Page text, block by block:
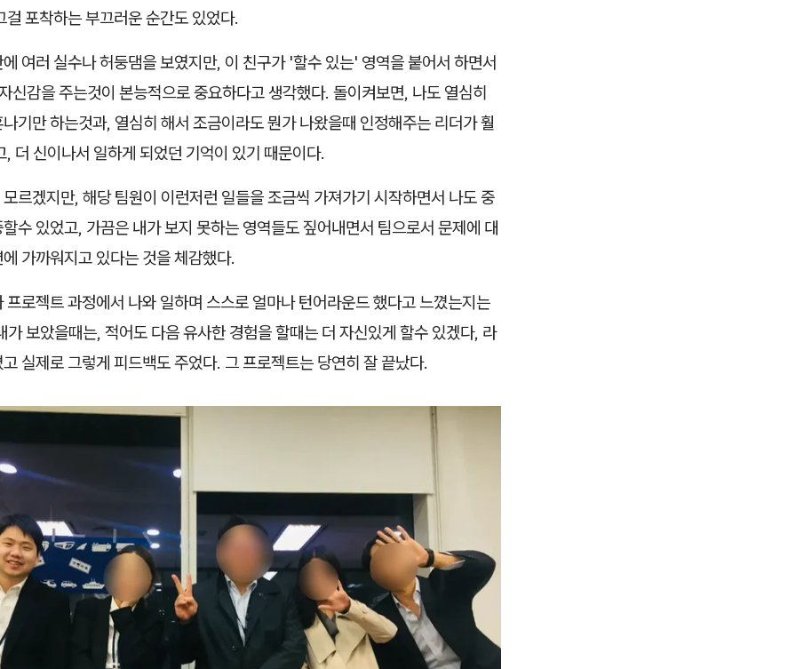
걸 포착하는 부끄러운 순간도 있었다.
여러 실수나 허둥댐을 보였지만, 이 친구가 '할수 있는' 영역을 붙어서 하면서
신감을 주는것이 본능적으로 중요하다고 생각했다. 돌이켜보면, 나도 열심히
기만 하는것과, 열심히 해서 조금이라도 뭔가 나왔을때 인정해주는 리더가 훨
, 더 신이나서 일하게 되었던 기억이 있기 때문이다.
르겠지만, 해당 팀원이 이런저런 일들을 조금씩 가져가기 시작하면서 나도 중
수 있었고, 가끔은 내가 보지 못하는 영역들도 짚어내면서 팀으로서 문제에 대
가까워지고 있다는 것을 체감했다.
프로젝트 과정에서 나와 일하며 스스로 얼마나 턴어라운드 했다고 느꼈는지는
가 보았을때는, 적어도 다음 유사한 경험을 할때는 더 자신있게 할수 있겠다, 라
실제로 그렇게 피드백도 주었다. 그 프로젝트는 당연히 잘 끝났다.